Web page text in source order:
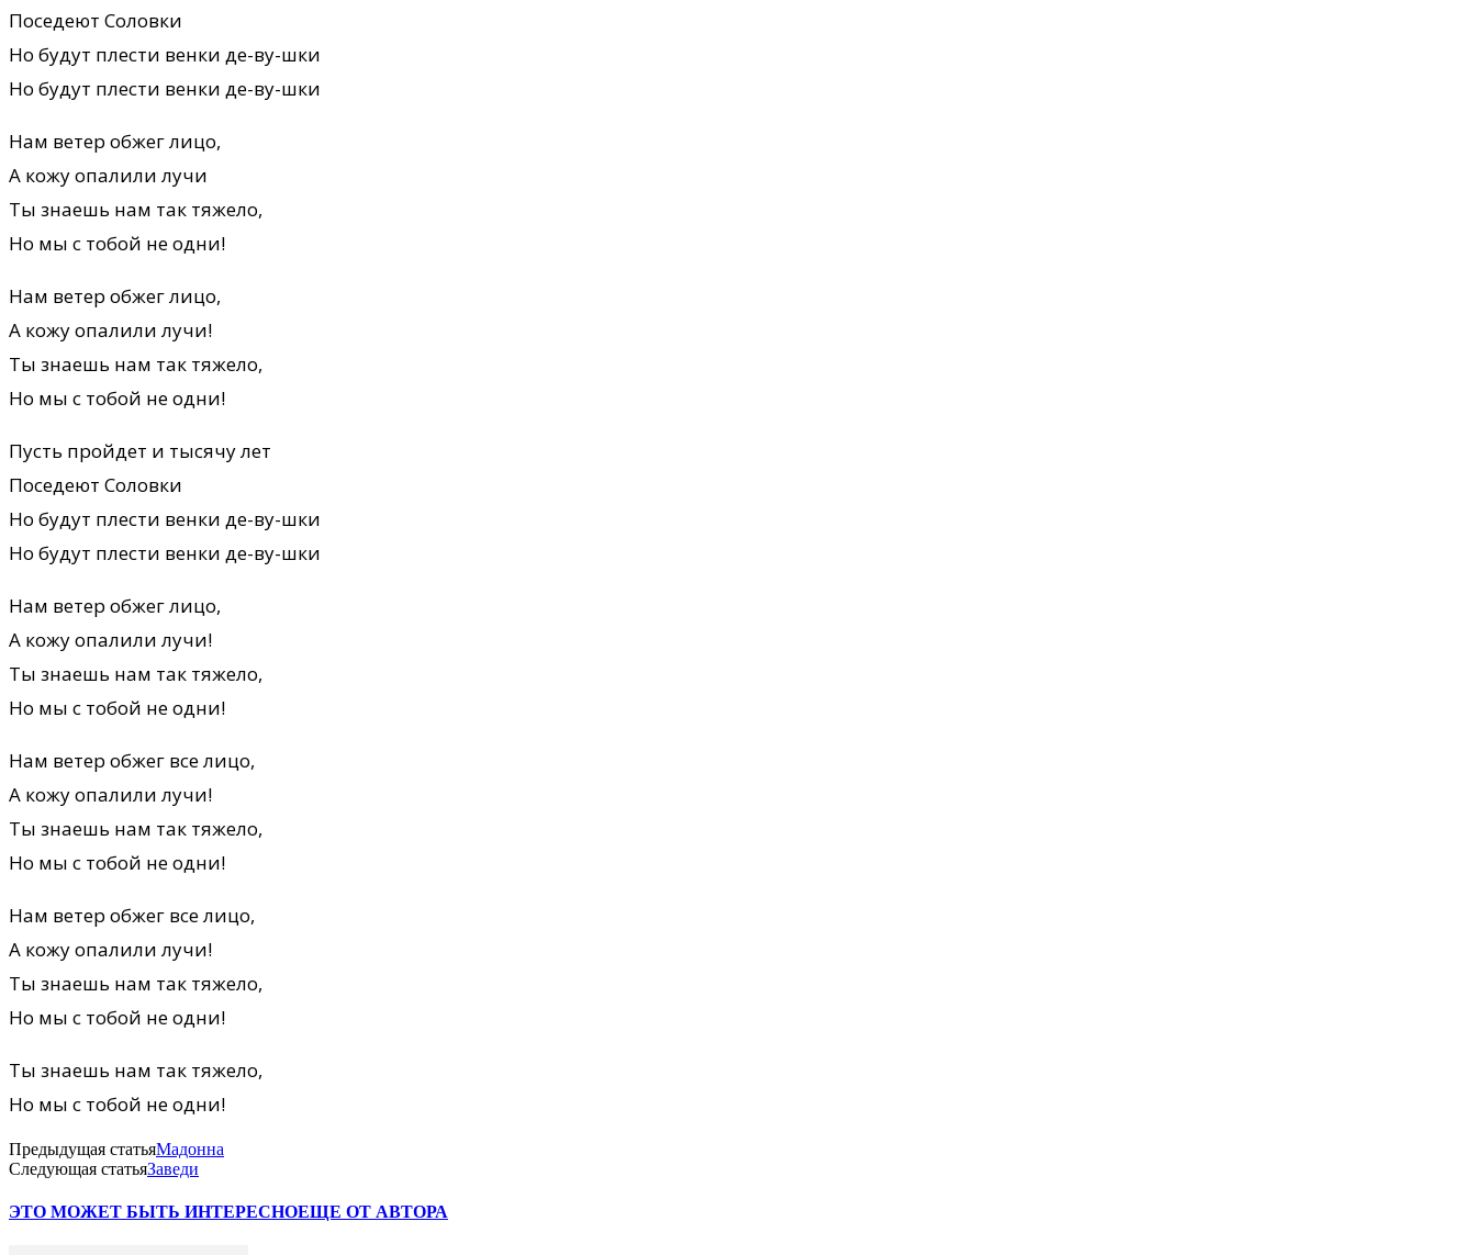
Поседеют Соловки
Но будут плести венки де-ву-шки
Но будут плести венки де-ву-шки
Нам ветер обжег лицо,
А кожу опалили лучи
Ты знаешь нам так тяжело,
Но мы с тобой не одни!
Нам ветер обжег лицо,
А кожу опалили лучи!
Ты знаешь нам так тяжело,
Но мы с тобой не одни!
Пусть пройдет и тысячу лет
Поседеют Соловки
Но будут плести венки де-ву-шки
Но будут плести венки де-ву-шки
Нам ветер обжег лицо,
А кожу опалили лучи!
Ты знаешь нам так тяжело,
Но мы с тобой не одни!
Нам ветер обжег все лицо,
А кожу опалили лучи!
Ты знаешь нам так тяжело,
Но мы с тобой не одни!
Нам ветер обжег все лицо,
А кожу опалили лучи!
Ты знаешь нам так тяжело,
Но мы с тобой не одни!
Ты знаешь нам так тяжело,
Но мы с тобой не одни!
Предыдущая статьяМадонна
Следующая статьяЗаведи
ЭТО МОЖЕТ БЫТЬ ИНТЕРЕСНОЕЩЕ ОТ АВТОРА